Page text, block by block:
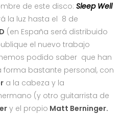
de este disco: Sleep Well
la luz hasta el 8 de
(en España será distribuido
el nuevo trabajo
podido saber que han
bastante personal, con
a la cabeza y la
(y otro guitarrista de
y el propio Matt Berninger.